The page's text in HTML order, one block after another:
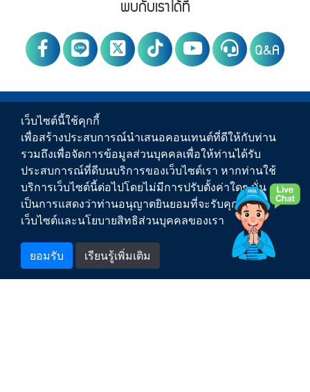
Q&A
PWA Footer Link
ข่าวสาร
บริการของ กปภ.
เกี่ยวกับ กปภ.
ติดต่อเรา
สำหรับพนักงาน
เว็บไซต์นี้ใช้คุกกี้
เพื่อสร้างประสบการณ์นำเสนอคอนเทนต์ที่ดีให้กับท่าน
รวมถึงเพื่อจัดการข้อมูลส่วนบุคคลเพื่อให้ท่านได้รับ
ประสบการณ์ที่ดีบนบริการของเว็บไซต์เรา หากท่านใช้
บริการเว็บไซต์นี้ต่อไปโดยไม่มีการปรับตั้งค่าใดๆ นั่น
เป็นการแสดงว่าท่านอนุญาตยินยอมที่จะรับคุกกี้บน
เว็บไซต์และนโยบายสิทธิส่วนบุคคลของเรา
ยอมรับ เรียนรู้เพิ่มเติม